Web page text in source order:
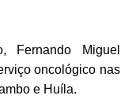
Fernando Miguel
oncológico nas
e Huíla.